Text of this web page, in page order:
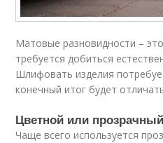
Матовые разновидности –
требуется добиться
Шлифовать изделия
конечный итог будет
Цветной или
Чаще всего используется